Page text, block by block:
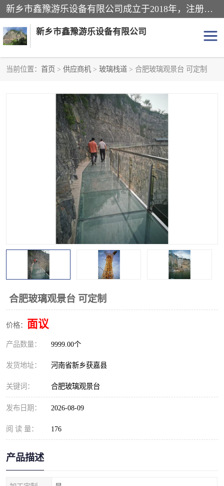
新乡市鑫豫游乐设备有限公司成立于2018年，注册地位于河南省。经营范围包括游乐设备、滑索、滑道、空中自行车、吊桥、拓展器材、攀岩器材、趣桥、悬崖秋千、网红桥、儿童乐园设备、水上乐园设备、丛林穿越设备、音乐呐喊设备、轨道滑车、栈道、玻璃滑道、观景平台、景观包装的设计、制造、销售、安装、维修，景区策划服务。
新乡市鑫豫游乐设备有限公司
当前位置： 首页 > 供应商机 > 玻璃栈道 > 合肥玻璃观景台 可定制
合肥玻璃观景台 可定制
价格： 面议
产品数量： 9999.00个
发货地址： 河南省新乡获嘉县
关键词： 合肥玻璃观景台
发布日期： 2026-08-09
阅 读 量： 176
产品描述
儿童乐园设备
水上乐园设备
攀岩器材
空中自行车
玻璃滑道
网红桥
拓展器材 丛林穿越设备
玻璃栈道